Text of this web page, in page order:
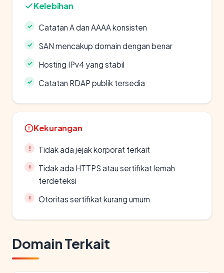
Kelebihan
Catatan A dan AAAA konsisten
SAN mencakup domain dengan benar
Hosting IPv4 yang stabil
Catatan RDAP publik tersedia
Kekurangan
Tidak ada jejak korporat terkait
Tidak ada HTTPS atau sertifikat lemah
terdeteksi
Otoritas sertifikat kurang umum
Domain Terkait